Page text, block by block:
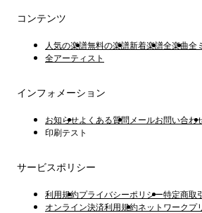
コンテンツ
人気の楽譜無料の楽譜新着楽譜全楽曲全
全アーティスト
インフォメーション
お知らせよくある質問 メールお問い合わ
印刷テスト
サービスポリシー
利用規約プライバシーポリシー特定商取
オンライン決済利用規約ネットワークプ